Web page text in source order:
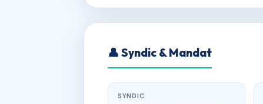
👤 Syndic & Mandat
SYNDIC